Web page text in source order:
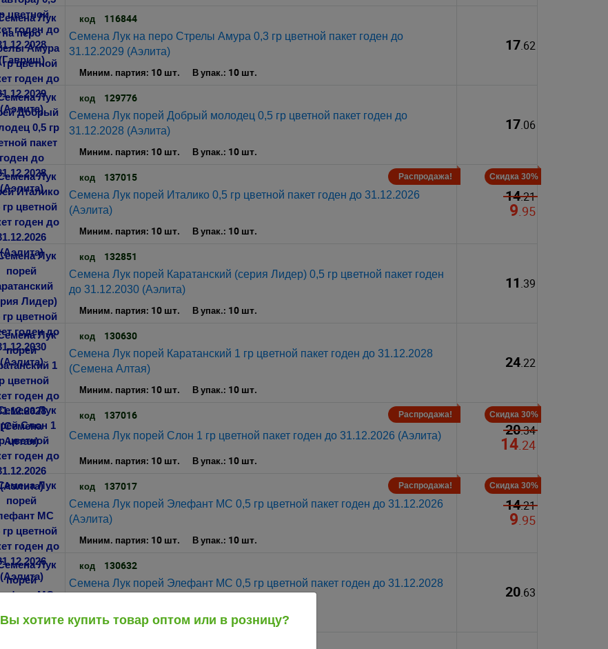
код 116844
Семена Лук на перо Стрелы Амура 0,3 гр цветной пакет годен до
31.12.2029 (Аэлита)
Миним. партия: 10 шт. В упак.: 10 шт.
17.62
код 129776
Семена Лук порей Добрый молодец 0,5 гр цветной пакет годен до
31.12.2028 (Аэлита)
Миним. партия: 10 шт. В упак.: 10 шт.
17.06
код 137015
Семена Лук порей Италико 0,5 гр цветной пакет годен до 31.12.2026
(Аэлита)
Миним. партия: 10 шт. В упак.: 10 шт.
Распродажа! Скидка 30%
14.21
9.95
код 132851
Семена Лук порей Каратанский (серия Лидер) 0,5 гр цветной пакет годен
до 31.12.2030 (Аэлита)
Миним. партия: 10 шт. В упак.: 10 шт.
11.39
код 130630
Семена Лук порей Каратанский 1 гр цветной пакет годен до 31.12.2028
(Семена Алтая)
Миним. партия: 10 шт. В упак.: 10 шт.
24.22
код 137016
Семена Лук порей Слон 1 гр цветной пакет годен до 31.12.2026 (Аэлита)
Миним. партия: 10 шт. В упак.: 10 шт.
Распродажа! Скидка 30%
20.34
14.24
код 137017
Семена Лук порей Элефант МС 0,5 гр цветной пакет годен до 31.12.2026
(Аэлита)
Миним. партия: 10 шт. В упак.: 10 шт.
Распродажа! Скидка 30%
14.21
9.95
код 130632
Семена Лук порей Элефант МС 0,5 гр цветной пакет годен до 31.12.2028
Миним. партия: 10 шт. В упак.: 10 шт.
20.63
Вы хотите купить товар оптом или в розницу?